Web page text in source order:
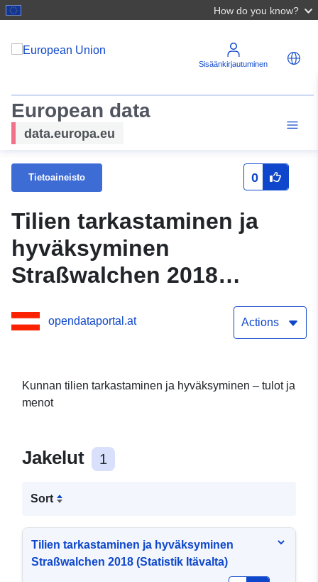
How do you know?
Sisäänkirjautuminen
European data
data.europa.eu
Tietoaineisto 0
Tilien tarkastaminen ja
hyväksyminen
Straßwalchen 2018
opendataportal.at Actions
Kunnan tilien tarkastaminen ja hyväksyminen – tulot ja
menot
Jakelut 1
Sort
Tilien tarkastaminen ja hyväksyminen
Straßwalchen 2018 (Statistik Itävalta)